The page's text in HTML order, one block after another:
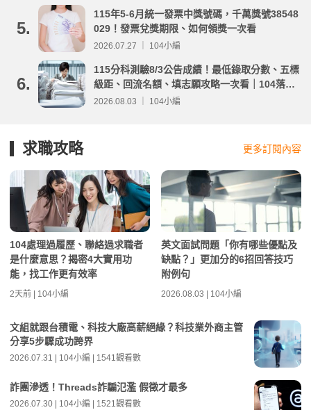
5.
115年5-6月統一發票中獎號碼，千萬獎號38548
029！發票兌獎期限、如何領獎一次看
2026.07.27 ｜ 104小編
6.
115分科測驗8/3公告成績！最低錄取分數、五標
級距、回流名額、填志願攻略一次看｜104落點
分析
2026.08.03 ｜ 104小編
求職攻略 更多訂閱內容
104處理過履歷、聯絡過求職者
是什麼意思？揭密4大實用功
能，找工作更有效率
2天前 | 104小編
英文面試問題「你有哪些優點及
缺點？」更加分的6招回答技巧
附例句
2026.08.03 | 104小編
文組就跟台積電、科技大廠高薪絕緣？科技業外商主管
分享5步驟成功跨界
2026.07.31 | 104小編 | 1541觀看數
詐團滲透！Threads詐騙氾濫 假徵才最多
2026.07.30 | 104小編 | 1521觀看數